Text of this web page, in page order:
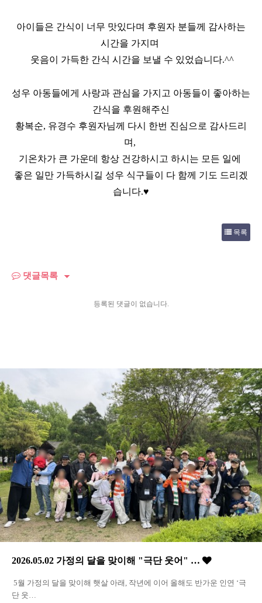
아이들은 간식이 너무 맛있다며 후원자 분들께 감사하는
시간을 가지며
웃음이 가득한 간식 시간을 보낼 수 있었습니다.^^
성우 아동들에게 사랑과 관심을 가지고 아동들이 좋아하는
간식을 후원해주신
황복순, 유경수 후원자님께 다시 한번 진심으로 감사드리
며 ,
기온차가 큰 가운데 항상 건강하시고 하시는 모든 일에
좋은 일만 가득하시길 성우 식구들이 다 함께 기도 드리겠
습니다.♥
목록
댓글목록
등록된 댓글이 없습니다.
2026.05.02 가정의 달을 맞이해 "극단 웃어" …
5월 가정의 달을 맞이해 햇살 아래, 작년에 이어 올해도 반가운 인연 ‘극
단 웃…